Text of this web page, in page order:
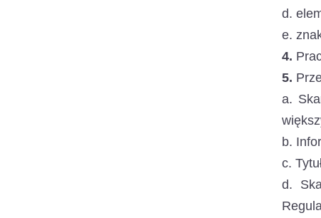
d.
e.
4.
5.
a.
b.
c.
d.